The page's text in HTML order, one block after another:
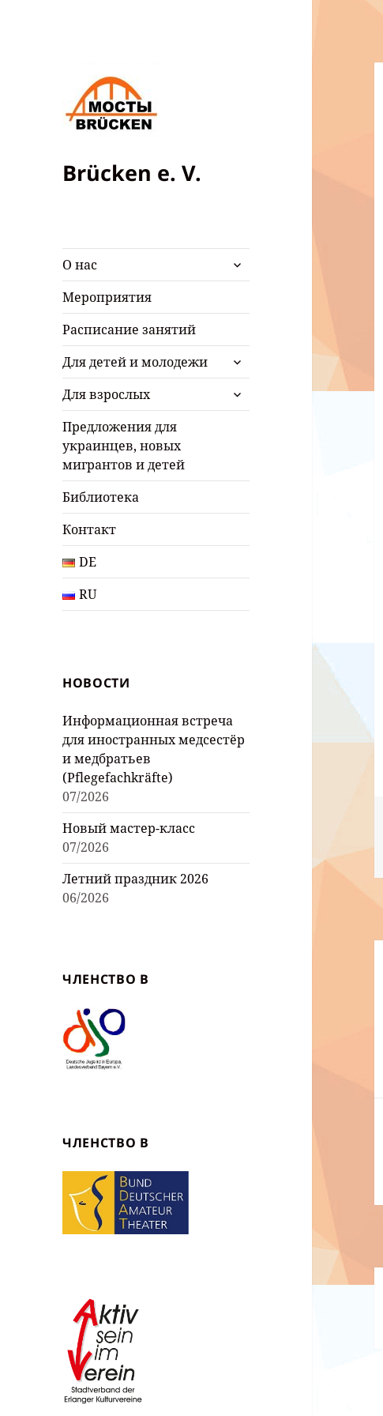
Brücken e. V.
О нас
раскрыть
дочернее
Мероприятия
Расписание занятий
Для детей и молодежи
раскрыть
дочернее
меню
Для взрослых
раскрыть
дочернее
Предложения для
украинцев, новых
мигрантов и детей
Библиотека
Контакт
DE
RU
НОВОСТИ
Информационная встреча
для иностранных медсестёр
и медбратьев
(Pflegefachkräfte)
07/2026
Новый мастер-класс
07/2026
Летний праздник 2026
06/2026
ЧЛЕНСТВО В
ЧЛЕНСТВО В